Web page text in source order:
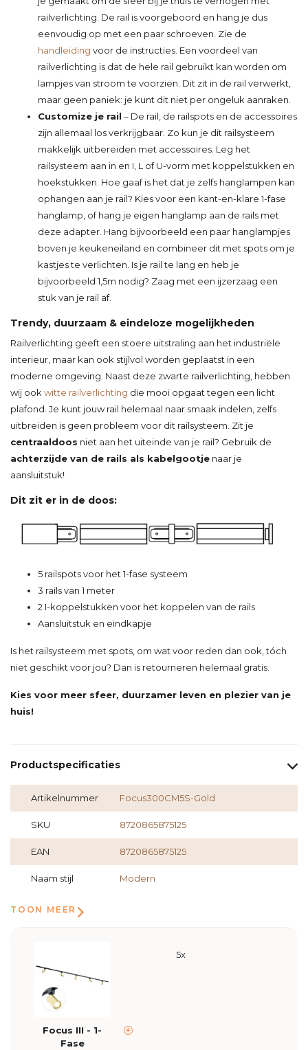
railverlichting. De rail is voorgeboord en hang je dus
eenvoudig op met een paar schroeven. Zie de
handleiding voor de instructies. Een voordeel van
railverlichting is dat de hele rail gebruikt kan worden om
lampjes van stroom te voorzien. Dit zit in de rail verwerkt,
maar geen paniek: je kunt dit niet per ongeluk aanraken.
Customize je rail – De rail, de railspots en de accessoires
zijn allemaal los verkrijgbaar. Zo kun je dit railsysteem
makkelijk uitbereiden met accessoires. Leg het
railsysteem aan in en I, L of U-vorm met koppelstukken en
hoekstukken. Hoe gaaf is het dat je zelfs hanglampen kan
ophangen aan je rail? Kies voor een kant-en-klare 1-fase
hanglamp, of hang je eigen hanglamp aan de rails met
deze adapter. Hang bijvoorbeeld een paar hanglampjes
boven je keukeneiland en combineer dit met spots om je
kastjes te verlichten. Is je rail te lang en heb je
bijvoorbeeld 1,5m nodig? Zaag met een ijzerzaag een
stuk van je rail af.
Trendy, duurzaam & eindeloze mogelijkheden
Railverlichting geeft een stoere uitstraling aan het industriële
interieur, maar kan ook stijlvol worden geplaatst in een
moderne omgeving. Naast deze zwarte railverlichting, hebben
wij ook witte railverlichting die mooi opgaat tegen een licht
plafond. Je kunt jouw rail helemaal naar smaak indelen, zelfs
uitbreiden is geen probleem voor dit railsysteem. Zit je
centraaldoos niet aan het uiteinde van je rail? Gebruik de
achterzijde van de rails als kabelgootje naar je
aansluitstuk!
Dit zit er in de doos:
5 railspots voor het 1-fase systeem
3 rails van 1 meter
2 I-koppelstukken voor het koppelen van de rails
Aansluitstuk en eindkapje
Is het railsysteem met spots, om wat voor reden dan ook, tóch
niet geschikt voor jou? Dan is retourneren helemaal gratis.
Kies voor meer sfeer, duurzamer leven en plezier van je
huis!
Productspecificaties
Artikelnummer Focus300CM5S-Gold
SKU 8720865875125
EAN 8720865875125
Naam stijl Modern
TOON MEER
Focus III - 1-
Fase
5x